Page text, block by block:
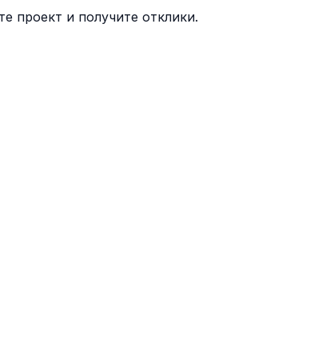
проект и получите отклики.